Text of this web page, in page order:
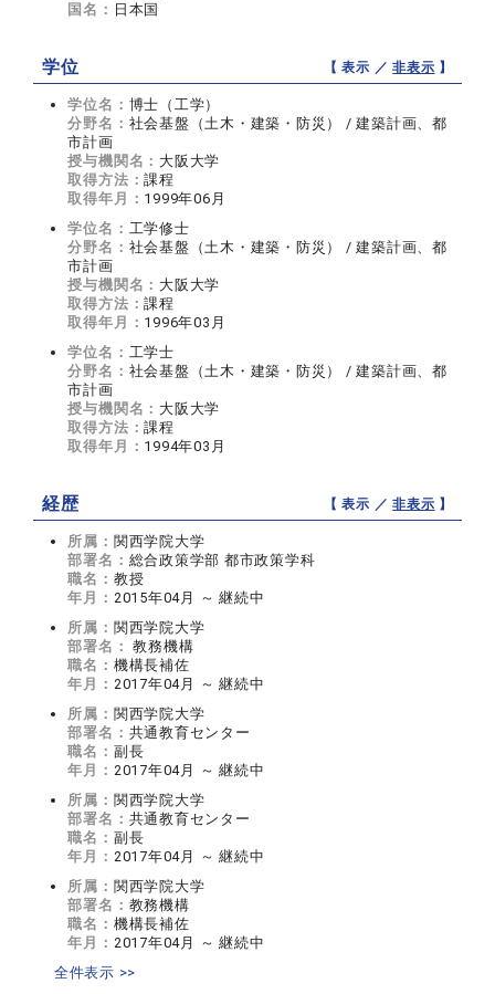
国名： 日本国
学位 【 表示 ／非表示 】
学位名： 博士（工学）
分野名： 社会基盤（土木・建築・防災） / 建築計画、都
市計画
授与機関名： 大阪大学
取得方法：課程
取得年月： 1999年06月
学位名： 工学修士
分野名： 社会基盤（土木・建築・防災） / 建築計画、都
市計画
授与機関名： 大阪大学
取得方法：課程
取得年月： 1996年03月
学位名： 工学士
分野名： 社会基盤（土木・建築・防災） / 建築計画、都
市計画
授与機関名： 大阪大学
取得方法：課程
取得年月： 1994年03月
経歴 【 表示 ／非表示 】
所属： 関西学院大学
部署名： 総合政策学部 都市政策学科
職名： 教授
年月： 2015年04月 ～ 継続中
所属： 関西学院大学
部署名： 教務機構
職名： 機構長補佐
年月： 2017年04月 ～ 継続中
所属： 関西学院大学
部署名： 共通教育センター
職名： 副長
年月： 2017年04月 ～ 継続中
所属： 関西学院大学
部署名： 共通教育センター
職名： 副長
年月： 2017年04月 ～ 継続中
所属： 関西学院大学
部署名： 教務機構
職名： 機構長補佐
年月： 2017年04月 ～ 継続中
全件表示 >>